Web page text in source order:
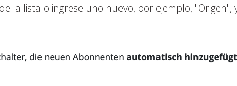
la lista o ingrese uno nuevo, por ejemplo, "Origen",